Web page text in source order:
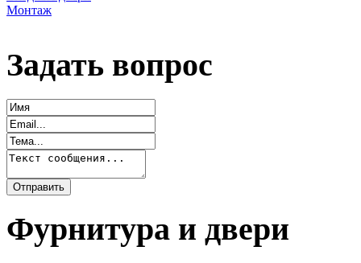
Монтаж
Задать вопрос
Фурнитура и двери